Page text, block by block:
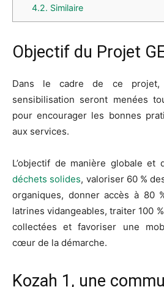
4.2. Similaire
Objectif du Projet
Dans le cadre de ce projet,
sensibilisation seront menées
pour encourager les bonnes
aux services.
L’objectif de manière globale et
déchets solides, valoriser 60 %
organiques, donner accès à 80
latrines vidangeables, traiter 100
collectées et favoriser une
cœur de la démarche.
Kozah 1, une